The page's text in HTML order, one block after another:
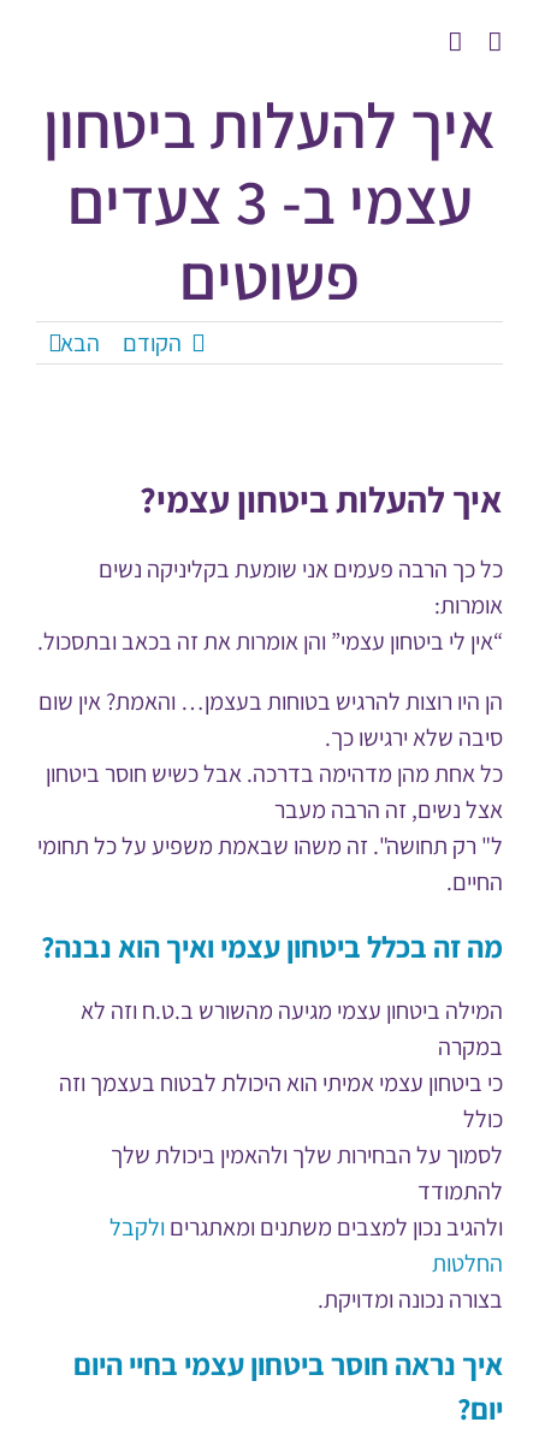
לתוכן
איך להעלות ביטחון
עצמי ב- 3 צעדים
פשוטים
הקודם הבא
איך להעלות ביטחון עצמי?
כל כך הרבה פעמים אני שומעת בקליניקה נשים
אומרות:
“אין לי ביטחון עצמי” והן אומרות את זה בכאב ובתסכול.
הן היו רוצות להרגיש בטוחות בעצמן… והאמת? אין שום
סיבה שלא ירגישו כך.
כל אחת מהן מדהימה בדרכה. אבל כשיש חוסר ביטחון
אצל נשים, זה הרבה מעבר
ל" רק תחושה". זה משהו שבאמת משפיע על כל תחומי
החיים.
מה זה בכלל ביטחון עצמי ואיך הוא נבנה?
המילה ביטחון עצמי מגיעה מהשורש ב.ט.ח וזה לא
במקרה
כי ביטחון עצמי אמיתי הוא היכולת לבטוח בעצמך וזה
כולל
לסמוך על הבחירות שלך ולהאמין ביכולת שלך
להתמודד
ולהגיב נכון למצבים משתנים ומאתגרים ולקבל
החלטות
בצורה נכונה ומדויקת.
איך נראה חוסר ביטחון עצמי בחיי היום
יום?